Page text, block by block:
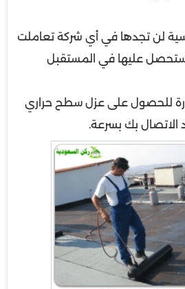
لن تجدها في أي شركة تعاملت
عليها في المستقبل
للحصول على عزل سطح حراري
بك بسرعة.